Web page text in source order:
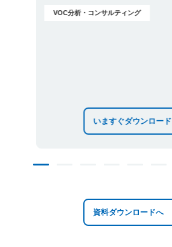
VOC分析・コンサルティング
いますぐダウンロード
資料ダウンロードへ